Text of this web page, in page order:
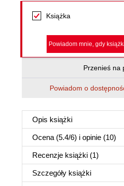
Książka
Powiadom mnie, gdy
Przenieś na
Powiadom o
Opis książki
Ocena (5.4/6) i opinie (10)
Recenzje książki (1)
Szczegóły książki